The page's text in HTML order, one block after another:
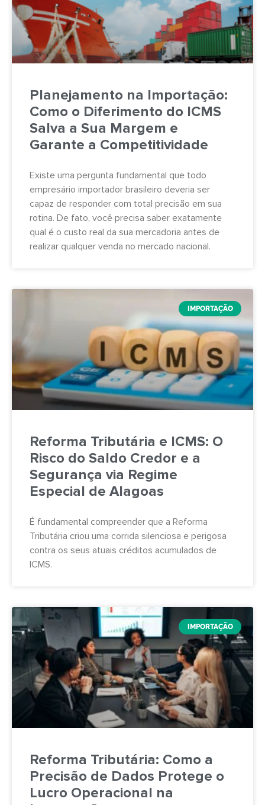
Planejamento na Importação:
Como o Diferimento do ICMS
Salva a Sua Margem e
Garante a Competitividade
Existe uma pergunta fundamental que todo
empresário importador brasileiro deveria ser
capaz de responder com total precisão em sua
rotina. De fato, você precisa saber exatamente
qual é o custo real da sua mercadoria antes de
realizar qualquer venda no mercado nacional.
IMPORTAÇÃO
Reforma Tributária e ICMS: O
Risco do Saldo Credor e a
Segurança via Regime
Especial de Alagoas
É fundamental compreender que a Reforma
Tributária criou uma corrida silenciosa e perigosa
contra os seus atuais créditos acumulados de
ICMS.
IMPORTAÇÃO
Reforma Tributária: Como a
Precisão de Dados Protege o
Lucro Operacional na